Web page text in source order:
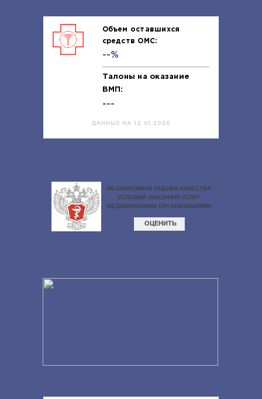
Объем оставшихся
средств ОМС:
--%
Талоны на оказание
ВМП:
---
ДАННЫЕ НА 12.01.2026